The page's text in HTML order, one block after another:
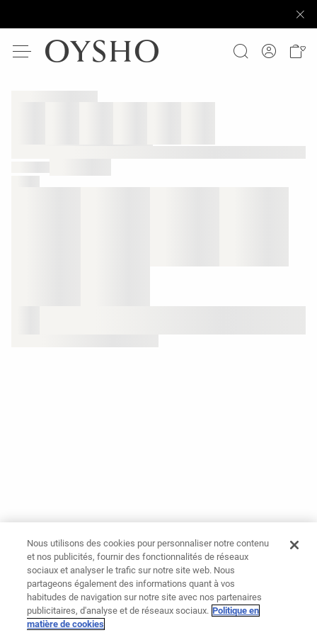
Nous utilisons des cookies pour personnaliser notre contenu
et nos publicités, fournir des fonctionnalités de réseaux
sociaux et analyser le trafic sur notre site web. Nous
partageons également des informations quant à vos
habitudes de navigation sur notre site avec nos partenaires
publicitaires, d'analyse et de réseaux sociaux. Politique en
matière de cookies